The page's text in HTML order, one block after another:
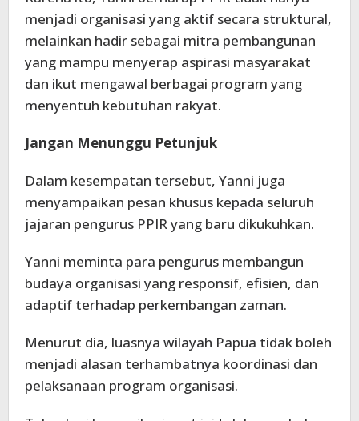
menjadi organisasi yang aktif secara struktural,
melainkan hadir sebagai mitra pembangunan
yang mampu menyerap aspirasi masyarakat
dan ikut mengawal berbagai program yang
menyentuh kebutuhan rakyat.
Jangan Menunggu Petunjuk
Dalam kesempatan tersebut, Yanni juga
menyampaikan pesan khusus kepada seluruh
jajaran pengurus PPIR yang baru dikukuhkan.
Yanni meminta para pengurus membangun
budaya organisasi yang responsif, efisien, dan
adaptif terhadap perkembangan zaman.
Menurut dia, luasnya wilayah Papua tidak boleh
menjadi alasan terhambatnya koordinasi dan
pelaksanaan program organisasi.